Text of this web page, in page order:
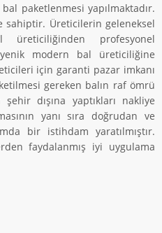
paketlenmesi yapılmaktadır.
sahiptir. Üreticilerin geleneksel
profesyonel
modern bal üreticiliğine
için garanti pazar imkanı
gereken balın raf ömrü
dışına yaptıkları nakliye
yanı sıra doğrudan ve
bir istihdam yaratılmıştır.
faydalanmış iyi uygulama